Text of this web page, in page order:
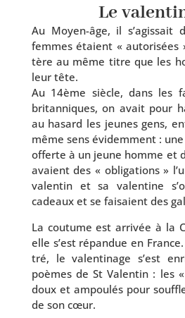
Le
Au Moyen-âge, il
femmes étaient « auto­ri­sées
tère au même titre que les
leur tête.
Au 14ème siècle, dans les
bri­tan­niques, on avait pour
au hasard les jeunes gens,
même sens évi­dem­ment :
offerte à un jeune homme et
avaient des « obli­ga­tions »
valen­tin et sa valen­tine
cadeaux et se fai­saient des
La cou­tume est arri­vée à la
elle s’est répan­due en
tré, le valen­ti­nage s’est
poèmes de St Valentin : les
doux et ampou­lés pour
de son cœur.